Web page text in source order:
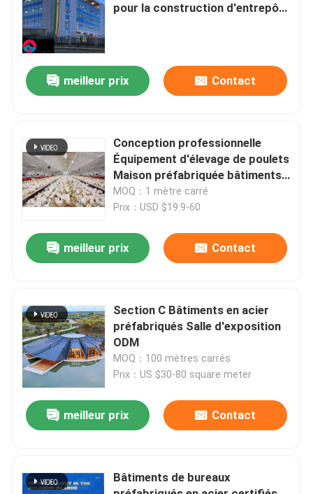
À la maison
À propos de nous
Contrôle de la qualité
Nous contacter
Nouvelles
Les affaires
Entrepôt de structures en acier
pour la construction d'entrepôts
meilleur prix Contact
Conception professionnelle
Équipement d'élevage de poulets
Maison préfabriquée bâtiments
en acier
MOQ：1 mètre carré
Prix：USD $19.9-60
meilleur prix Contact
Section C Bâtiments en acier
préfabriqués Salle d'exposition
ODM
MOQ：100 mètres carrés
Prix：US $30-80 square meter
meilleur prix Contact
Bâtiments de bureaux